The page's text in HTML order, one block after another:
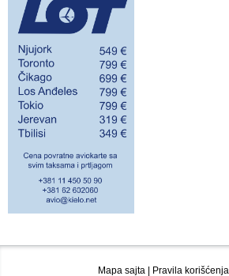
Mapa sajta Pravila korišćenja